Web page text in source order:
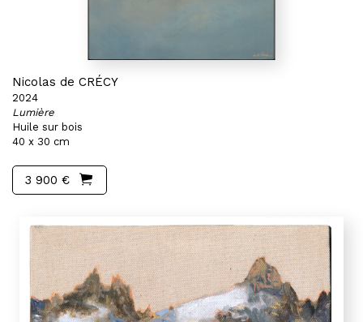
Nicolas de CRÉCY
2024
Lumière
Huile sur bois
40 x 30 cm
3 900 €